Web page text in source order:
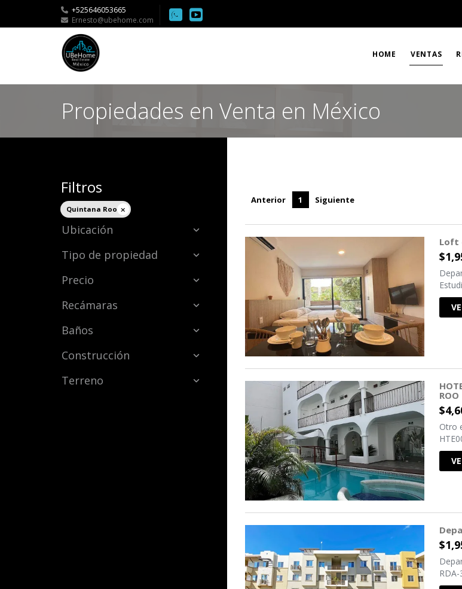
+525646053665
Ernesto@ubehome.com
HOME VENTAS
Propiedades en Venta en México
Filtros
Quintana Roo
Ubicación
Tipo de propiedad
Precio
Recámaras
Baños
Construcción
Terreno
Anterior 1 Siguiente
Loft
ROO
Otro
RDA-